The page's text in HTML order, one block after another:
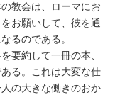
教会は、ローマにお
お願いして、彼を通
るのである。
要約して一冊の本、
る。これは大変な仕
の大きな働きのおか